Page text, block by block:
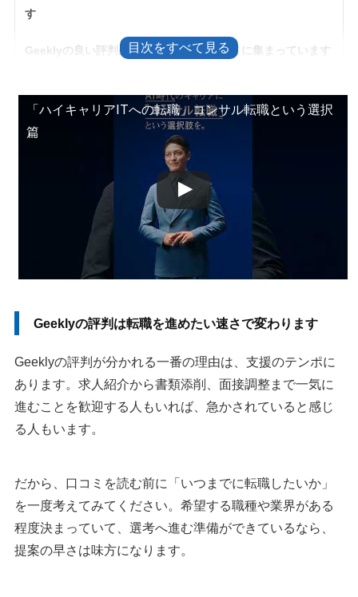
す
Geeklyの良い評判は職種理解と対応の早さに集まっています
転職意欲が高い人には求人提案の早さが合う
書類添削や面接対策をIT職種に合わせて相談できる
Geeklyの悪い評判は連絡量と応募ペースへの不満が中心です
電話・メール・求人紹介が多いと感じることがある
勝手に応募されたと感じないために事前承諾を徹底する
一次面接確約サービスは通常応募と仕組みが違う
「やばい」「やめとけ」という評判は希望条件とのズレも
Geeklyが向いている人・1社に絞らない方がいい人
Geeklyだけに絞らない方がいい人
後悔しない使い方は初回面談で3つのルールを決めること
連絡方法と受けられる時間帯を具体的に伝える
Geeklyのよくある質問
Geeklyの費用はいくらですか？
初回面談では何を準備すればいいですか？
「ハイキャリアITへの転職」コンサル転職という選択
篇
Geeklyの評判は転職を進めたい速さで変わります
Geeklyの評判が分かれる一番の理由は、支援のテンポに
あります。求人紹介から書類添削、面接調整まで一気に
進むことを歓迎する人もいれば、急かされていると感じ
る人もいます。
だから、口コミを読む前に「いつまでに転職したいか」
を一度考えてみてください。希望する職種や業界がある
程度決まっていて、選考へ進む準備ができているなら、
提案の早さは味方になります。